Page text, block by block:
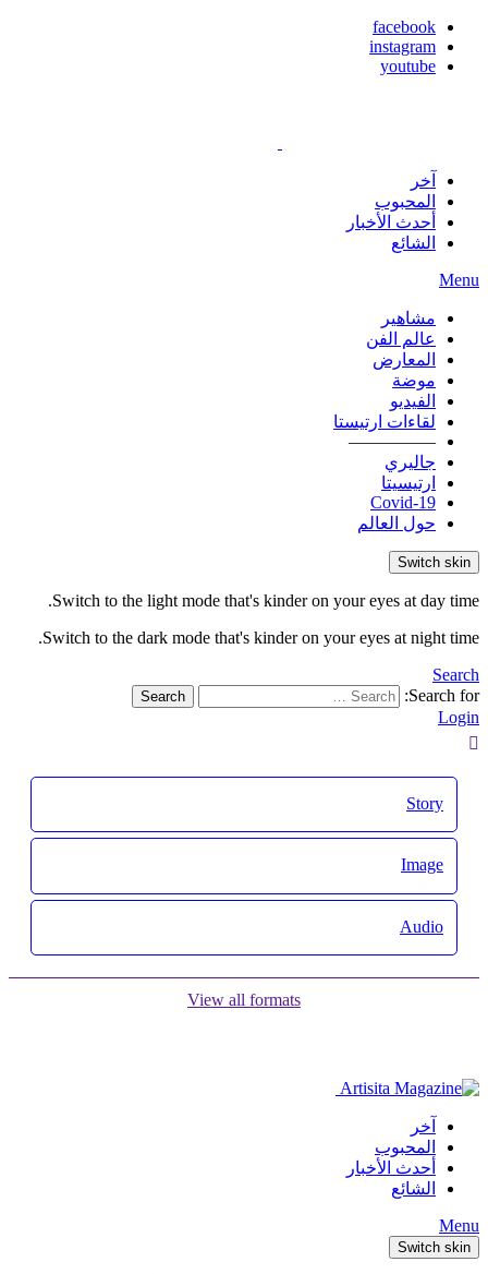
facebook
instagram
youtube
آخر
المحبوب
أحدث الأخبار
الشائع
Menu
مشاهير
عالم الفن
المعارض
موضة
الفيديو
لقاءات ارتيستا
—————
جاليري
ارتيسيتا
Covid-19
حول العالم
Switch skin
Switch to the light mode that's kinder on your eyes at day time.
Switch to the dark mode that's kinder on your eyes at night time.
Search
Search for:
Search
Login
Story
Image
Audio
View all formats
آخر
المحبوب
أحدث الأخبار
الشائع
Menu
Switch skin